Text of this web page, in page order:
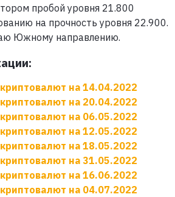
пробой уровня 21.800
на прочность уровня 22.900.
Южному направлению.
на 14.04.2022
на 20.04.2022
на 06.05.2022
на 12.05.2022
на 18.05.2022
на 31.05.2022
на 16.06.2022
на 04.07.2022